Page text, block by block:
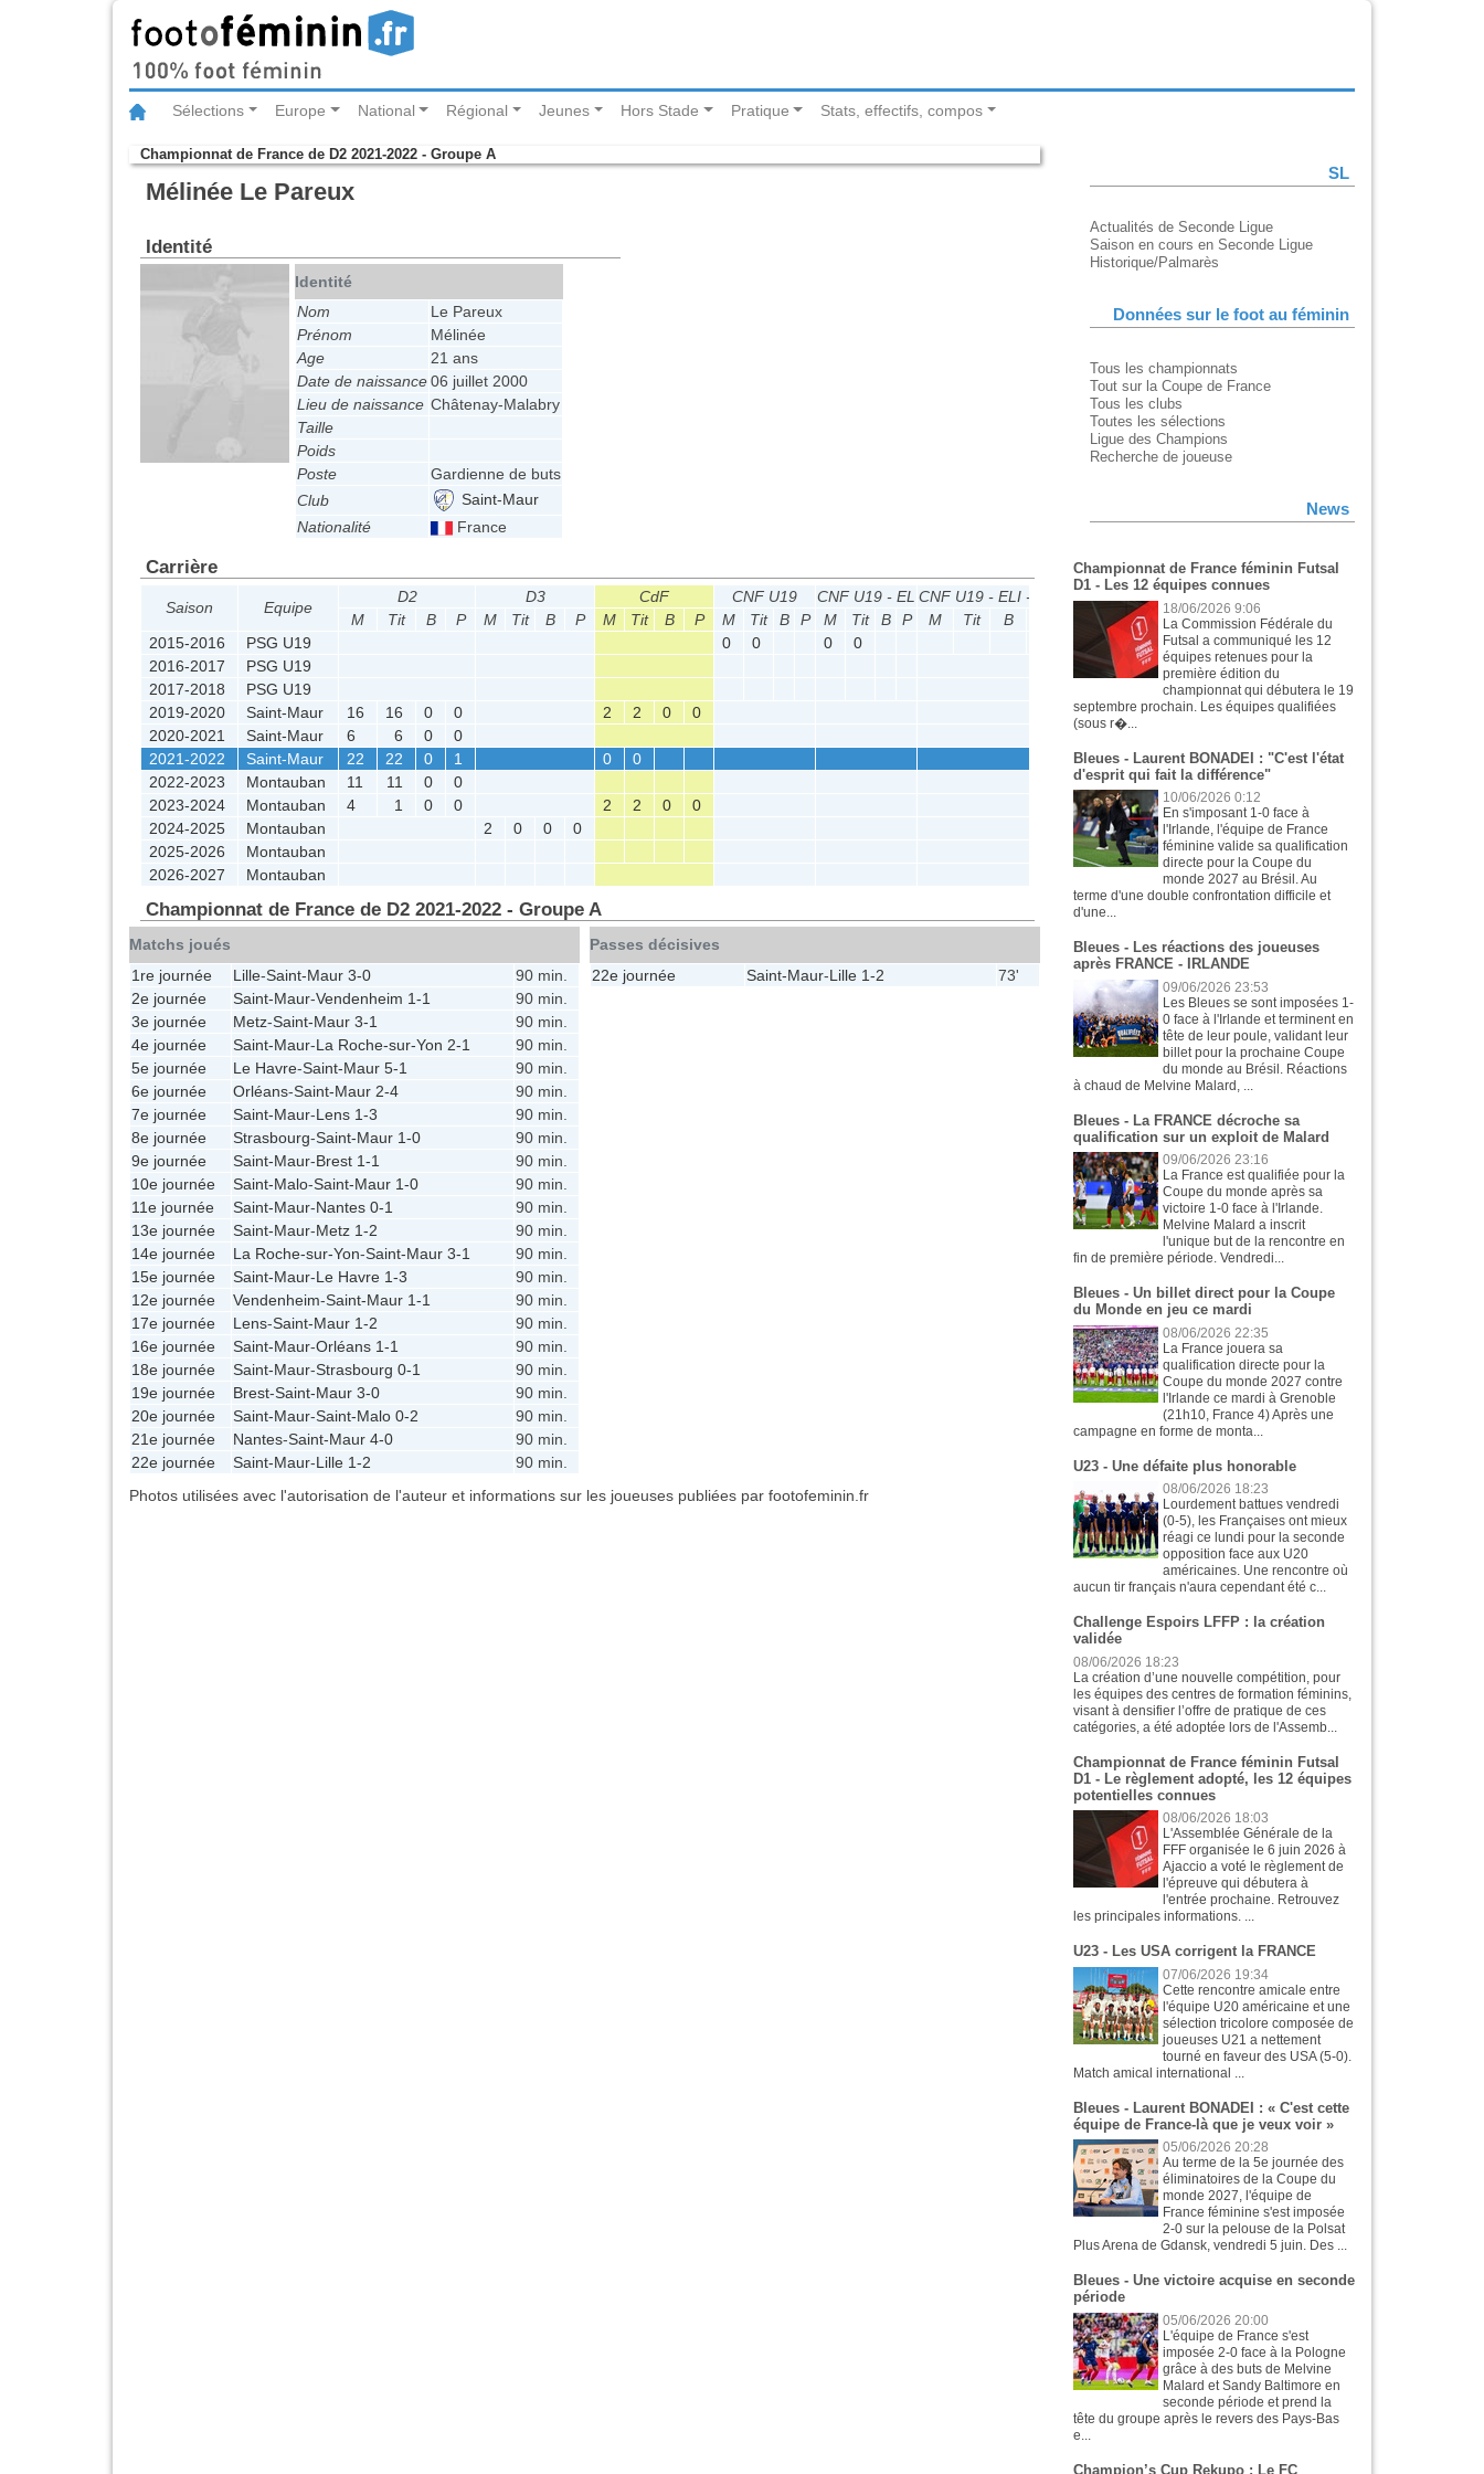
Sélections Europe National Régional Jeunes Hors Stade Pratique Stats, effectifs, compos
Championnat de France de D2 2021-2022 - Groupe A
Mélinée Le Pareux
Identité
Identité
Nom
Le Pareux
Prénom
Mélinée
Age
21 ans
Date de naissance06 juillet 2000
Lieu de naissance Châtenay-Malabry
Taille
Poids
Poste
Gardienne de buts
Club
Saint-Maur
Nationalité
France
Carrière
Saison Equipe
D2 D3 CdF CNF U19 CNF U19 - EL CNF U19 - ELI - FIN
M
Tit B P M Tit B P M Tit B P M Tit B P M Tit B P M Tit B
2015-2016
PSG U19 0 0 0
0
2016-2017
PSG U19
2017-2018
PSG U19
2019-2020
Saint-Maur 16 16 0 0 2 2 0
0
2020-2021
Saint-Maur 6 6 0
0
2021-2022
Saint-Maur 22 22 0 1 0
0
2022-2023
Montauban 11 11 0
0
2023-2024
Montauban 4 1 0 0 2 2 0
0
2024-2025
Montauban 2 0 0
0
2025-2026
Montauban
2026-2027
Montauban
Championnat de France de D2 2021-2022 - Groupe A
Matchs joués
1re journée
Lille-Saint-Maur 3-0
90 min.
2e journée
Saint-Maur-Vendenheim 1-1
90 min.
3e journée
Metz-Saint-Maur 3-1
90 min.
4e journée
Saint-Maur-La Roche-sur-Yon 2-1
90 min.
5e journée
Le Havre-Saint-Maur 5-1
90 min.
6e journée
Orléans-Saint-Maur 2-4
90 min.
7e journée
Saint-Maur-Lens 1-3
90 min.
8e journée
Strasbourg-Saint-Maur 1-0
90 min.
9e journée
Saint-Maur-Brest 1-1
90 min.
10e journée
Saint-Malo-Saint-Maur 1-0
90 min.
11e journée
Saint-Maur-Nantes 0-1
90 min.
13e journée
Saint-Maur-Metz 1-2
90 min.
14e journée
La Roche-sur-Yon-Saint-Maur 3-1
90 min.
15e journée
Saint-Maur-Le Havre 1-3
90 min.
12e journée
Vendenheim-Saint-Maur 1-1
90 min.
17e journée
Lens-Saint-Maur 1-2
90 min.
16e journée
Saint-Maur-Orléans 1-1
90 min.
18e journée
Saint-Maur-Strasbourg 0-1
90 min.
19e journée
Brest-Saint-Maur 3-0
90 min.
20e journée
Saint-Maur-Saint-Malo 0-2
90 min.
21e journée
Nantes-Saint-Maur 4-0
90 min.
22e journée
Saint-Maur-Lille 1-2 90 min.
Passes décisives
22e journée
Saint-Maur-Lille 1-2 73'
Photos utilisées avec l'autorisation de l'auteur et informations sur les joueuses publiées par footofeminin.fr
SL
Actualités de Seconde Ligue
Saison en cours en Seconde Ligue
Historique/Palmarès
Données sur le foot au féminin
Tous les championnats
Tout sur la Coupe de France
Tous les clubs
Toutes les sélections
Ligue des Champions
Recherche de joueuse
News
Championnat de France féminin Futsal
D1 - Les 12 équipes connues
18/06/2026 9:06
La Commission Fédérale du
Futsal a communiqué les 12
équipes retenues pour la
première édition du
championnat qui débutera le 19
septembre prochain. Les équipes qualifiées
(sous r�...
Bleues - Laurent BONADEI : "C'est l'état
d'esprit qui fait la différence"
10/06/2026 0:12
En s'imposant 1-0 face à
l'Irlande, l'équipe de France
féminine valide sa qualification
directe pour la Coupe du
monde 2027 au Brésil. Au
terme d'une double confrontation difficile et
d'une...
Bleues - Les réactions des joueuses
après FRANCE - IRLANDE
09/06/2026 23:53
Les Bleues se sont imposées 1-
0 face à l'Irlande et terminent en
tête de leur poule, validant leur
billet pour la prochaine Coupe
du monde au Brésil. Réactions
à chaud de Melvine Malard, ...
Bleues - La FRANCE décroche sa
qualification sur un exploit de Malard
09/06/2026 23:16
La France est qualifiée pour la
Coupe du monde après sa
victoire 1-0 face à l'Irlande.
Melvine Malard a inscrit
l'unique but de la rencontre en
fin de première période. Vendredi...
Bleues - Un billet direct pour la Coupe
du Monde en jeu ce mardi
08/06/2026 22:35
La France jouera sa
qualification directe pour la
Coupe du monde 2027 contre
l'Irlande ce mardi à Grenoble
(21h10, France 4) Après une
campagne en forme de monta...
U23 - Une défaite plus honorable
08/06/2026 18:23
Lourdement battues vendredi
(0-5), les Françaises ont mieux
réagi ce lundi pour la seconde
opposition face aux U20
américaines. Une rencontre où
aucun tir français n'aura cependant été c...
Challenge Espoirs LFFP : la création
validée
08/06/2026 18:23
La création d’une nouvelle compétition, pour
les équipes des centres de formation féminins,
visant à densifier l’offre de pratique de ces
catégories, a été adoptée lors de l'Assemb...
Championnat de France féminin Futsal
D1 - Le règlement adopté, les 12 équipes
potentielles connues
08/06/2026 18:03
L'Assemblée Générale de la
FFF organisée le 6 juin 2026 à
Ajaccio a voté le règlement de
l'épreuve qui débutera à
l'entrée prochaine. Retrouvez
les principales informations. ...
U23 - Les USA corrigent la FRANCE
07/06/2026 19:34
Cette rencontre amicale entre
l'équipe U20 américaine et une
sélection tricolore composée de
joueuses U21 a nettement
tourné en faveur des USA (5-0).
Match amical international ...
Bleues - Laurent BONADEI : « C'est cette
équipe de France-là que je veux voir »
05/06/2026 20:28
Au terme de la 5e journée des
éliminatoires de la Coupe du
monde 2027, l'équipe de
France féminine s'est imposée
2-0 sur la pelouse de la Polsat
Plus Arena de Gdansk, vendredi 5 juin. Des ...
Bleues - Une victoire acquise en seconde
période
05/06/2026 20:00
L'équipe de France s'est
imposée 2-0 face à la Pologne
grâce à des buts de Melvine
Malard et Sandy Baltimore en
seconde période et prend la
tête du groupe après le revers des Pays-Bas
e...
Champion’s Cup Rekupo : Le FC